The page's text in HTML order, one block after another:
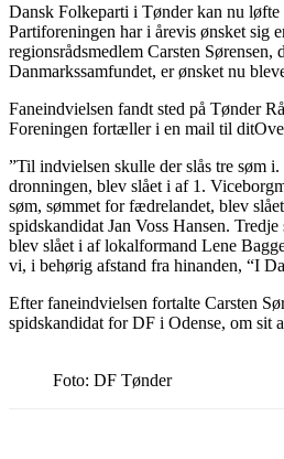
Dansk Folkeparti i Tønder kan nu løfte
Partiforeningen har i årevis ønsket sig
regionsrådsmedlem Carsten Sørensen,
Danmarkssamfundet, er ønsket nu
Faneindvielsen fandt sted på Tønder
Foreningen fortæller i en mail til
”Til indvielsen skulle der slås tre søm
dronningen, blev slået i af 1.
søm, sømmet for fædrelandet, blev
spidskandidat Jan Voss Hansen.
blev slået i af lokalformand Lene
vi, i behørig afstand fra hinanden, “I
Efter faneindvielsen fortalte Carsten
spidskandidat for DF i Odense, om sit
Foto: DF Tønder